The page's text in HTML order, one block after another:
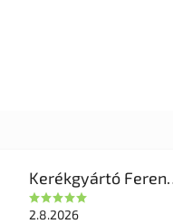
2.8.2026